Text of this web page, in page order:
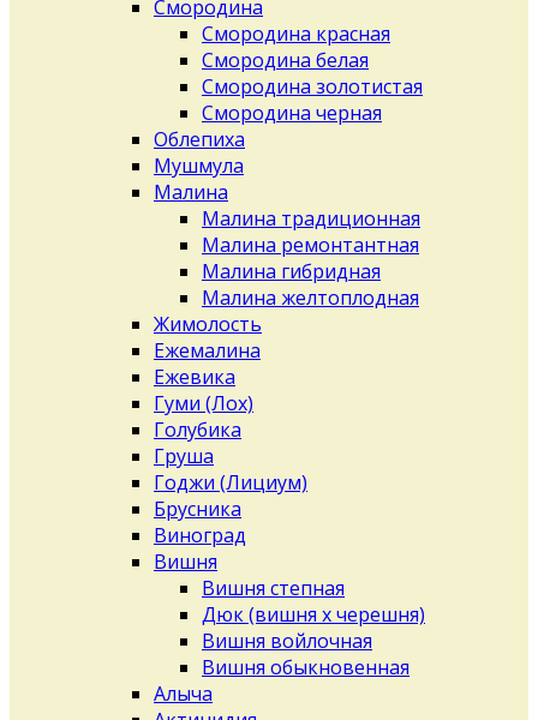
Смородина
Смородина красная
Смородина белая
Смородина золотистая
Смородина черная
Облепиха
Мушмула
Малина
Малина традиционная
Малина ремонтантная
Малина гибридная
Малина желтоплодная
Жимолость
Ежемалина
Ежевика
Гуми (Лох)
Голубика
Груша
Годжи (Лициум)
Брусника
Виноград
Вишня
Вишня степная
Дюк (вишня х черешня)
Вишня войлочная
Вишня обыкновенная
Алыча